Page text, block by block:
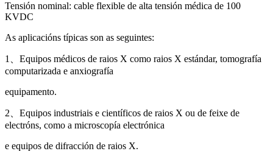
Tensión nominal: cable flexible de alta tensión médica de 100
KVDC
As aplicacións típicas son as seguintes:
1
Equipos médicos de raios X como raios X estándar, tomografía
computarizada e anxiografía
equipamento.
2
Equipos industriais e científicos de raios X ou de feixe de
electróns, como a microscopía electrónica
e equipos de difracción de raios X.